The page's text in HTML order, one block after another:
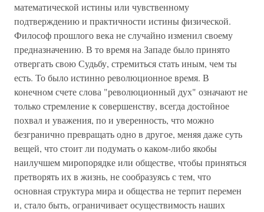
математической истины или чувственному
подтверждению и практичности истины физической.
Философ прошлого века не случайно изменил своему
предназначению. В то время на Западе было принято
отвергать свою Судьбу, стремиться стать иным, чем ты
есть. То было истинно революционное время. В
конечном счете слова "революционный дух" означают не
только стремление к совершенству, всегда достойное
похвал и уважения, по и уверенность, что можно
безгранично превращать одно в другое, меняя даже суть
вещей, что стоит ли подумать о каком-либо якобы
наилучшем миропорядке или обществе, чтобы приняться
претворять их в жизнь, не сообразуясь с тем, что
основная структура мира и общества не терпит перемен
и, стало быть, ограничивает осуществимость наших